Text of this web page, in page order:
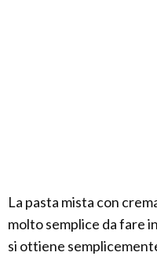
La pasta mista con
molto semplice da fare
si ottiene